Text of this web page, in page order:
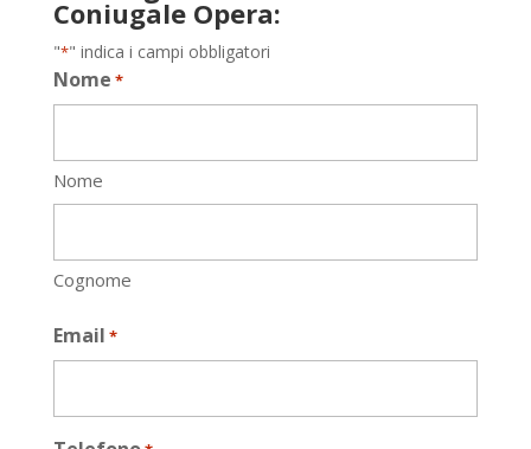
Coniugale Opera:
"*" indica i campi obbligatori
Nome *
Nome
Cognome
Email *